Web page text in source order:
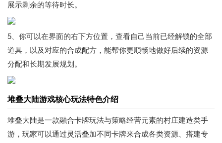
展示剩余的等待时长。
5、你可以在界面的右下方位置，查看自己当前已经解锁的全部
道具，以及对应的合成配方，能帮你更顺畅地做好后续的资源
分配和长期发展规划。
堆叠大陆游戏核心玩法特色介绍
堆叠大陆是一款融合卡牌玩法与策略经营元素的村庄建造类手
游，玩家可以通过灵活叠加不同卡牌来合成各类资源、搭建专